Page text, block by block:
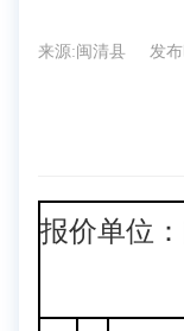
来源:闽清县 发
报价单
采集